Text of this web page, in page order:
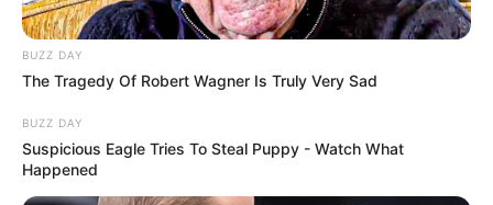
BUZZ DAY
The Tragedy Of Robert Wagner Is Truly Very Sad
BUZZ DAY
Suspicious Eagle Tries To Steal Puppy - Watch What
Happened